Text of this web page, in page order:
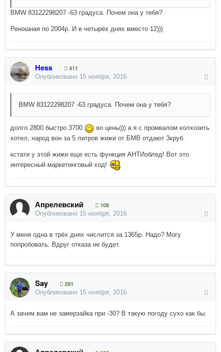
BMW 83122298207 -63 градуса. Почем она у тебя?
Реношная по 2004р. И в четырёх днях вместо 12)))
Hess
411
Опубликовано 15 ноября, 2016
BMW 83122298207 -63 градуса. Почем она у тебя?
долго 2800 быстро 3700
во цены))) а я с промвалом колхозить
хотел, народ вон за 5 литров жижи от БМВ отдают 3круб.
кстати у этой жижи еще есть функция АНТИоблед! Вот это
интересный маркетинговый ход!
Апрелевский
108
Опубликовано 15 ноября, 2016
У меня одна в трёх днях числится за 1365р. Надо? Могу
попробовать. Вдруг отказа не будет.
Say
291
Опубликовано 15 ноября, 2016
А зачем вам не замерзайка при -30? В такую погоду сухо как бы.